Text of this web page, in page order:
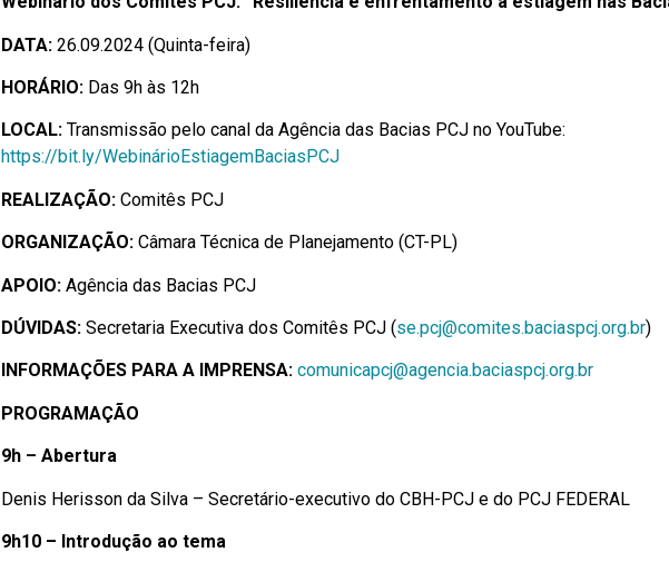
DATA: 26.09.2024 (Quinta-feira)
HORÁRIO:Das 9h às 12h
LOCAL:Transmissão pelo canal da Agência das Bacias PCJ no YouTube:
https://bit.ly/WebinárioEstiagemBaciasPCJ
REALIZAÇÃO: Comitês PCJ
ORGANIZAÇÃO: Câmara Técnica de Planejamento (CT-PL)
APOIO: Agência das Bacias PCJ
DÚVIDAS: Secretaria Executiva dos Comitês PCJ (se.pcj@comites.baciaspcj.org.br)
INFORMAÇÕES PARA A IMPRENSA: comunicapcj@agencia.baciaspcj.org.br
PROGRAMAÇÃO
9h – Abertura
Denis Herisson da Silva – Secretário-executivo do CBH-PCJ e do PCJ FEDERAL
9h10 – Introdução ao tema